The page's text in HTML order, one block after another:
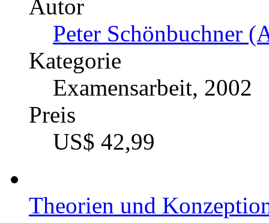
Autor
Peter Schönbuchner
Kategorie
Examensarbeit, 2002
Preis
US$ 42,99
Theorien und